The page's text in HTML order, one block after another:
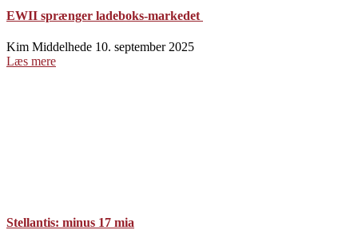
EWII sprænger ladeboks-markedet
Kim Middelhede 10. september 2025
Læs mere
Stellantis: minus 17 mia